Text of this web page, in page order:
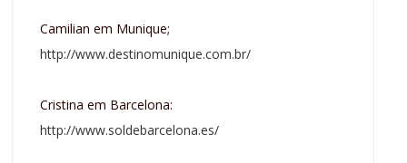
Camilian em Munique;
http://www.destinomunique.com.br/
Cristina em Barcelona:
http://www.soldebarcelona.es/